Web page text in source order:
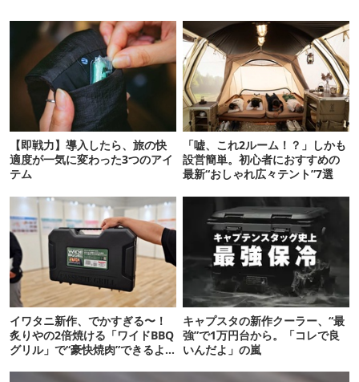
【即戦力】導入したら、旅の快
適度が一気に変わった3つのアイ
テム
「嘘、これ2ルーム！？」しかも
設営簡単。初心者におすすめの
最新“おしゃれ広々テント”7選
イワタニ新作、でかすぎる〜！
炙りやの2倍焼ける「ワイドBBQ
グリル」で“豪快焼肉”できるよ
キャプスタの新作クーラー、“最
強”で1万円台から。「コレで良
いんだよ」の嵐